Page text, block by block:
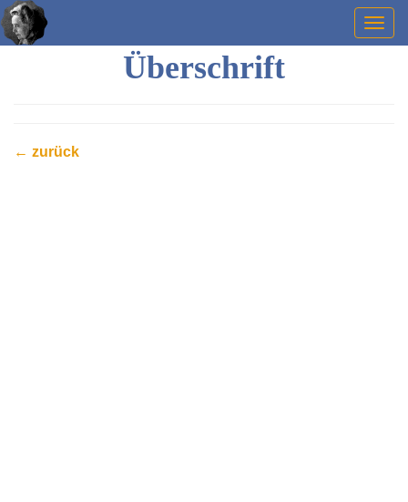
Überschrift
← zurück